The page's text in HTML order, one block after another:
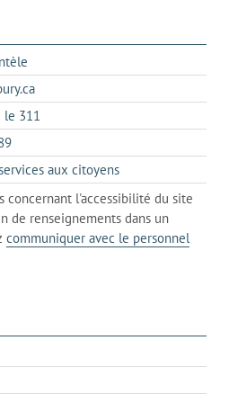
dans
un
nouvel
s'ouvre
dans
votre
de
messagerie
le 311
dans
un
client
de
votre
téléphone
s'ouvre
dans
un
client
de
votre
aux citoyenss'ouvre
dans
l'onglet
actuel
concernant l'accessibilité du site
de renseignements dans un
communiquer avec le personnel